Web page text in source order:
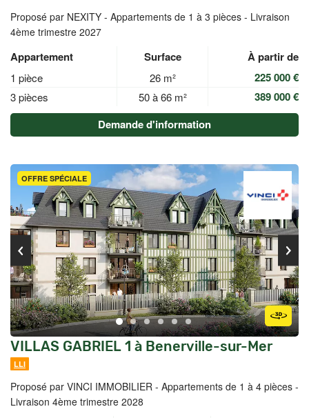
Proposé par NEXITY - Appartements de 1 à 3 pièces - Livraison
4ème trimestre 2027
Appartement Surface À partir de
1 pièce 26 m² 225 000 €
3 pièces 50 à 66 m²
389 000 €
Demande d'information
OFFRE SPÉCIALE
VILLAS GABRIEL 1 à Benerville-sur-Mer
LLI
Proposé par VINCI IMMOBILIER - Appartements de 1 à 4 pièces -
Livraison 4ème trimestre 2028